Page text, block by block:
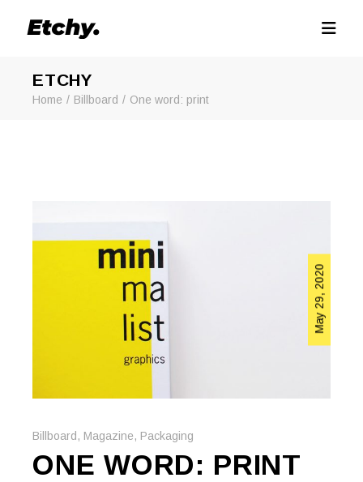
ETCHY
Home Billboard One word: print
May 29, 2020
Billboard , Magazine, Packaging
ONE WORD: PRINT